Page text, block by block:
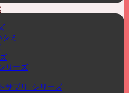
ミ
リーズ
サプリ_シリーズ